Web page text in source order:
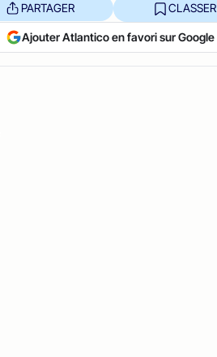
PARTAGER CLASSER
Ajouter Atlantico en favori sur Google